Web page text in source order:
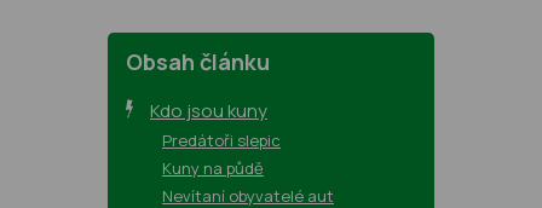
Obsah článku
Kdo jsou kuny
Predátoři slepic
Kuny na půdě
Nevítaní obyvatelé aut